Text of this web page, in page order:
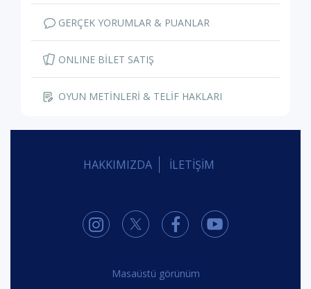
GERÇEK YORUMLAR & PUANLAR
ONLINE BİLET SATIŞ
OYUN METİNLERİ & TELİF HAKLARI
HAKKIMIZDA İLETİŞİM
Masaüstü görünüm